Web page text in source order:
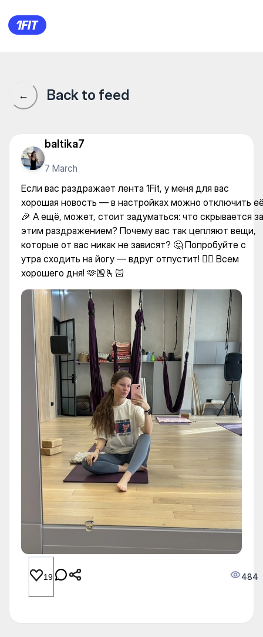
Если вас раздражает
← Back to feed
baltika7
7 March
Если вас раздражает лента 1Fit, у меня для вас
хорошая новость — в настройках можно отключить
🎉 А ещё, может, стоит задуматься: что скрывается за
этим раздражением? Почему вас так цепляют вещи,
которые от вас никак не зависят? 🤔 Попробуйте с
утра сходить на йогу — вдруг отпустит! 🧘‍♀️ Всем
хорошего дня! 🫶🏼🫰🏻
19 484